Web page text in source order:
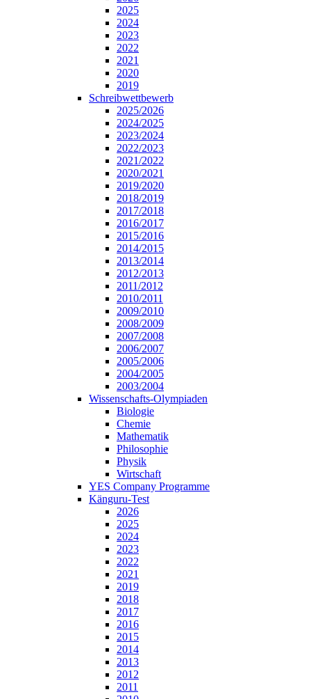
2025
2024
2023
2022
2021
2020
2019
Schreibwettbewerb
2025/2026
2024/2025
2023/2024
2022/2023
2021/2022
2020/2021
2019/2020
2018/2019
2017/2018
2016/2017
2015/2016
2014/2015
2013/2014
2012/2013
2011/2012
2010/2011
2009/2010
2008/2009
2007/2008
2006/2007
2005/2006
2004/2005
2003/2004
Wissenschafts-Olympiaden
Biologie
Chemie
Mathematik
Philosophie
Physik
Wirtschaft
YES Company Programme
Känguru-Test
2026
2025
2024
2023
2022
2021
2019
2018
2017
2016
2015
2014
2013
2012
2011